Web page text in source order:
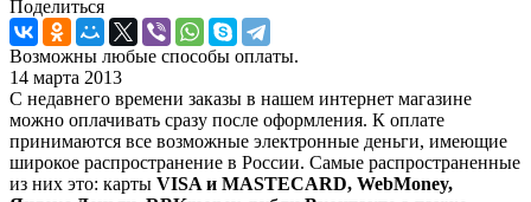
Поделиться
Возможны любые способы оплаты.
14 марта 2013
С недавнего времени заказы в нашем интернет магазине
можно оплачивать сразу после оформления. К оплате
принимаются все возможные электронные деньги, имеющие
широкое распространение в России. Самые распространенные
из них это: карты VISA и MASTECARD, WebMoney,